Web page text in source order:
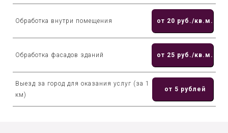
Обработка внутри помещения от 20 руб./кв.м.
Обработка фасадов зданий от 25 руб./кв.м.
Выезд за город для оказания услуг (за 1
км)
от 5 рублей